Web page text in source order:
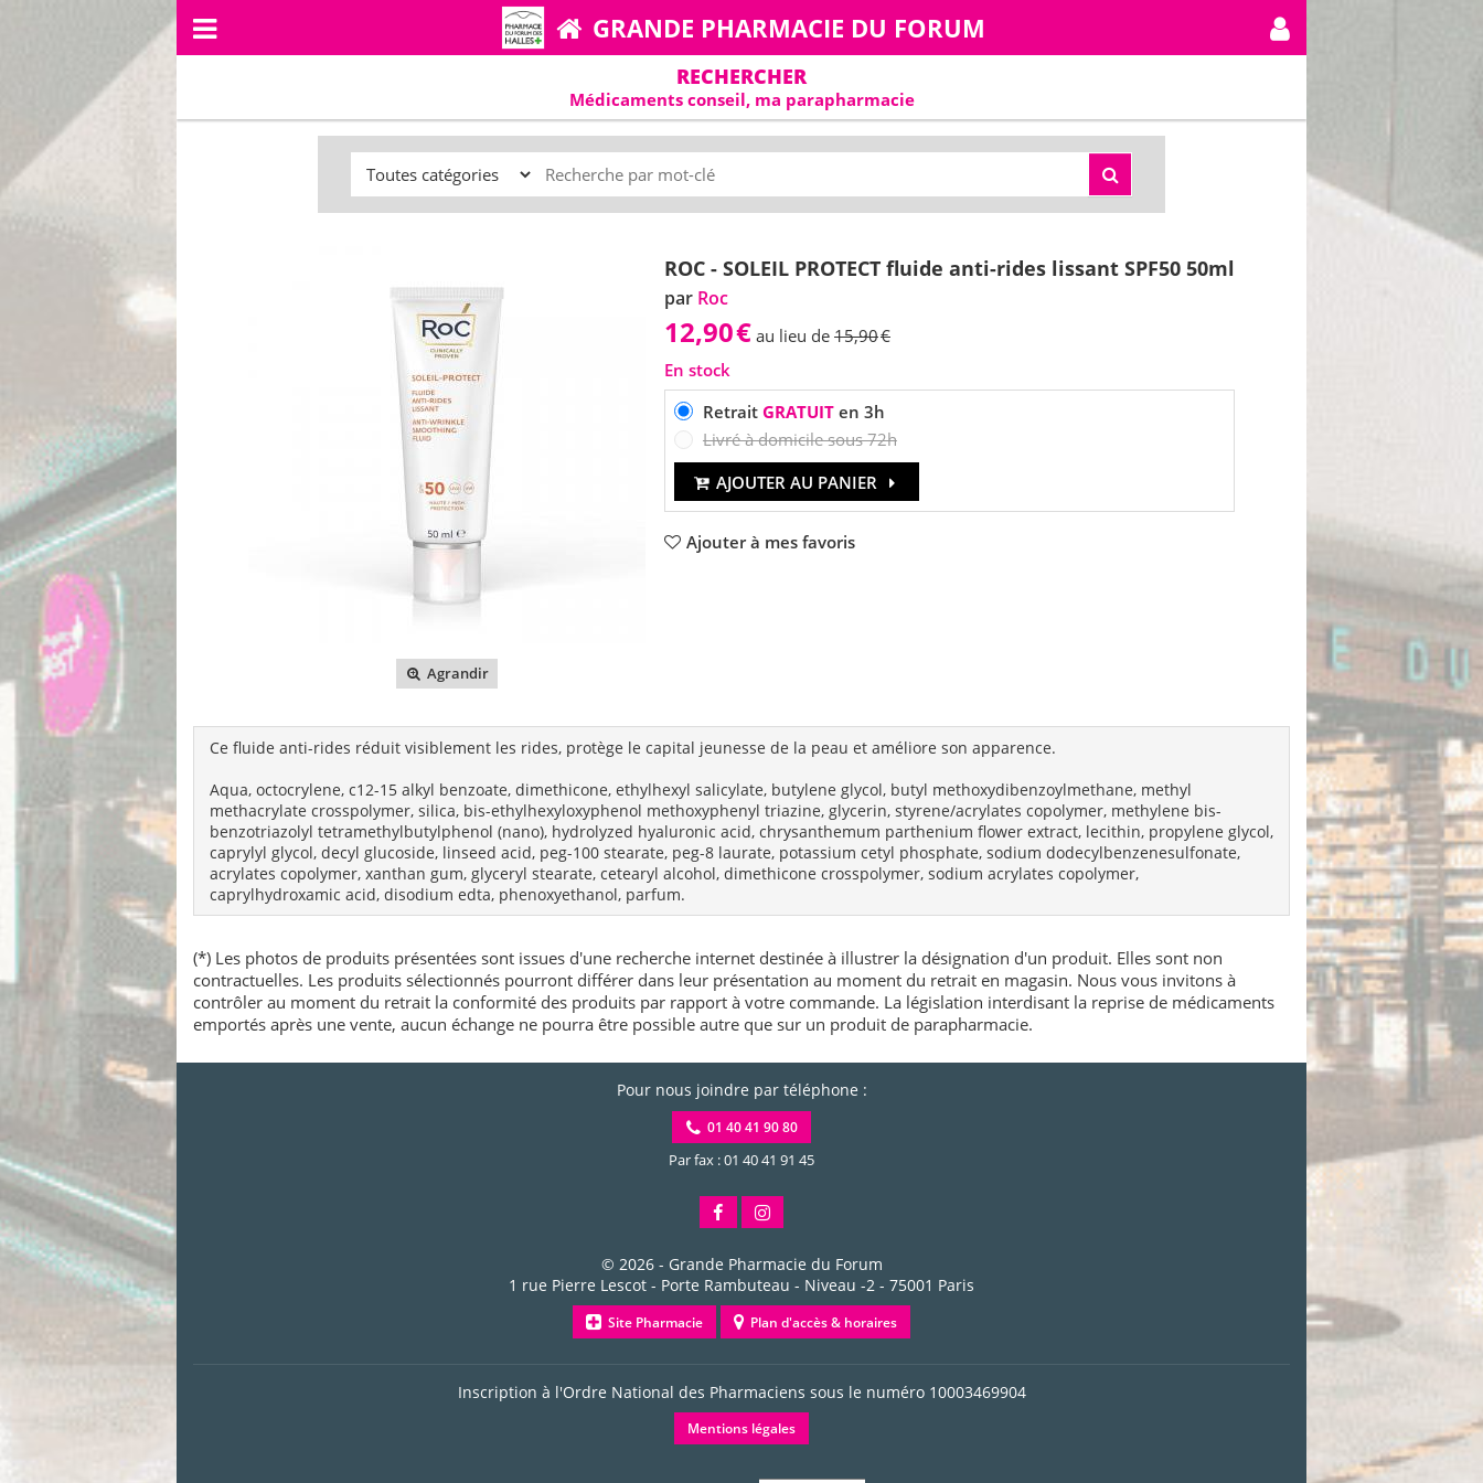
GRANDE PHARMACIE DU FORUM
RECHERCHER
Médicaments conseil, ma parapharmacie
Agrandir
ROC - SOLEIL PROTECT fluide anti-rides lissant SPF50 50ml
par Roc
12,90€ au lieu de 15,90€
En stock
Retrait GRATUITen 3h
Livré à domicile sous 72h
AJOUTER AU PANIER
Ajouter à mes favoris
Ce fluide anti-rides réduit visiblement les rides, protège le capital jeunesse de la peau et améliore son apparence.
Aqua, octocrylene, c12-15 alkyl benzoate, dimethicone, ethylhexyl salicylate, butylene glycol, butyl methoxydibenzoylmethane, methyl
methacrylate crosspolymer, silica, bis-ethylhexyloxyphenol methoxyphenyl triazine, glycerin, styrene/acrylates copolymer, methylene bis-
benzotriazolyl tetramethylbutylphenol (nano), hydrolyzed hyaluronic acid, chrysanthemum parthenium flower extract, lecithin, propylene glycol,
caprylyl glycol, decyl glucoside, linseed acid, peg-100 stearate, peg-8 laurate, potassium cetyl phosphate, sodium dodecylbenzenesulfonate,
acrylates copolymer, xanthan gum, glyceryl stearate, cetearyl alcohol, dimethicone crosspolymer, sodium acrylates copolymer,
caprylhydroxamic acid, disodium edta, phenoxyethanol, parfum.
(*) Les photos de produits présentées sont issues d'une recherche internet destinée à illustrer la désignation d'un produit. Elles sont non
contractuelles. Les produits sélectionnés pourront différer dans leur présentation au moment du retrait en magasin. Nous vous invitons à
contrôler au moment du retrait la conformité des produits par rapport à votre commande. La législation interdisant la reprise de médicaments
emportés après une vente, aucun échange ne pourra être possible autre que sur un produit de parapharmacie.
Pour nous joindre par téléphone :
01 40 41 90 80
Par fax : 01 40 41 91 45
© 2026 - Grande Pharmacie du Forum
1 rue Pierre Lescot - Porte Rambuteau - Niveau -2 - 75001 Paris
Site Pharmacie Plan d'accès & horaires
Inscription à l'Ordre National des Pharmaciens sous le numéro 10003469904
Mentions légales